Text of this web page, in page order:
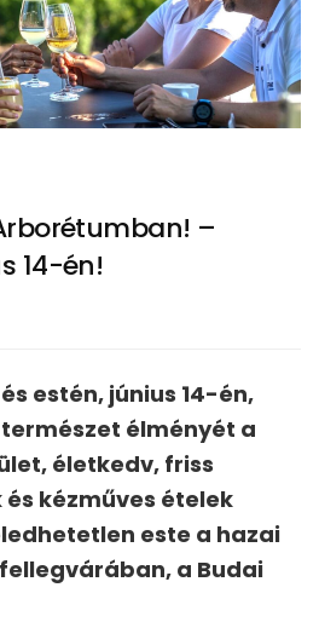
–
14-én!
estén, június 14-én,
élményét a
életkedv, friss
kézműves ételek
este a hazai
a Budai